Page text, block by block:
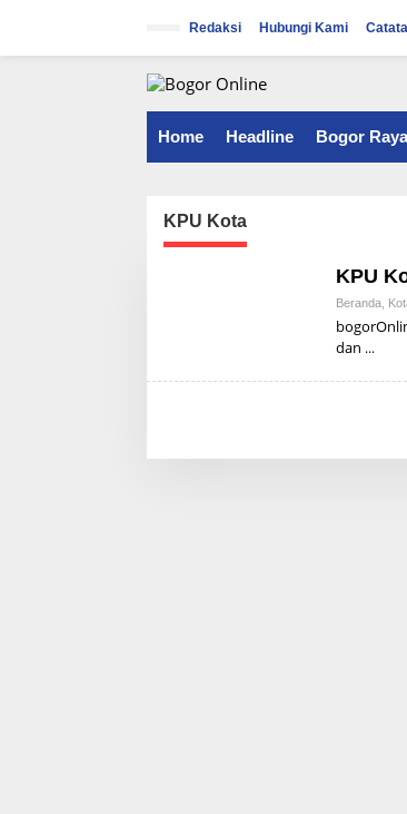
i
Redaksi Hubungi Kami
Home Headline Bogor Raya
KPU Kota
KPU
Beranda,
dan